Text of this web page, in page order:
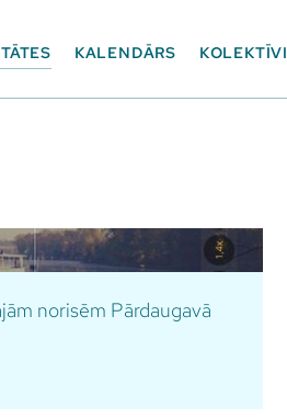
KALENDĀRS KOLEKTĪVI
norisēm Pārdaugavā